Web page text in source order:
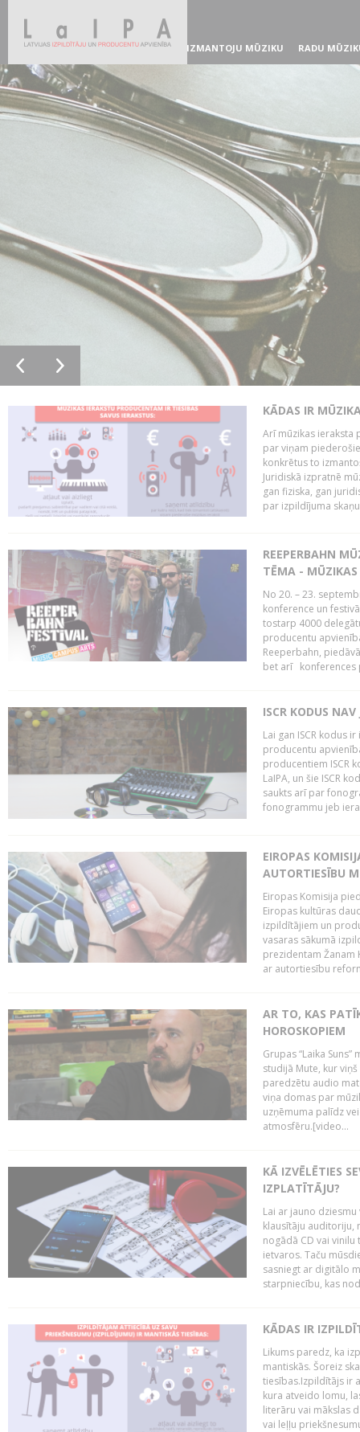
IZMANTOJU MŪZIKU RADU
KĀDAS IR
Arī mūzikas ieraksta
par viņam
konkrētus to
Juridiskā izpratnē
gan fiziska, gan
par izpildījuma
REEPERBAHN
TĒMA -
No 20. – 23.
konference un
tostarp 4000
producentu
Reeperbahn,
bet arī konferences
ISCR KODUS
Lai gan ISCR kodus
producentu
producentiem ISCR
LaIPA, un šie ISCR
saukts arī par
fonogrammu jeb
EIROPAS
AUTORTIESĪBU
Eiropas Komisija
Eiropas kultūras
izpildītājiem un
vasaras sākumā
prezidentam Žanam
ar autortiesību
AR TO, KAS
HOROSKOPIEM
Grupas “Laika
studijā Mute, kur
paredzētu audio
viņa domas par
uzņēmuma palīdz
atmosfēru.[video...
KĀ IZVĒLĒTIES
IZPLATĪTĀJU?
Lai ar jauno
klausītāju auditoriju,
nogādā CD vai
ietvaros. Taču
sasniegt ar digitālo
starpniecību, kas
KĀDAS IR
Likums paredz, ka
mantiskās. Šoreiz
tiesības.Izpildītājs ir
kura atveido lomu,
literāru vai mākslas
vai leļļu